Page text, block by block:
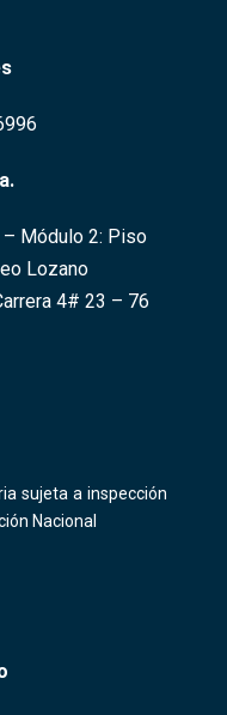
– Módulo 2: Piso
Lozano
4# 23 – 76
sujeta a inspección
Nacional